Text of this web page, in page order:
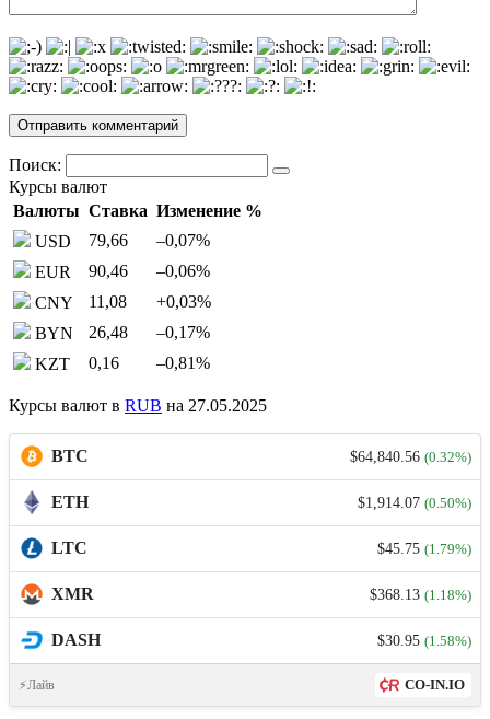
Поиск:
Курсы валют
Валюты Ставка Изменение %
USD
79,66 –0,07%
EUR
90,46 –0,06%
CNY
11,08 +0,03%
BYN
26,48 –0,17%
KZT
0,16 –0,81%
Курсы валют в RUB на 27.05.2025
BTC $64,840.56 (0.32%)
ETH $1,914.07 (0.50%)
LTC $45.75 (1.79%)
XMR $368.13 (1.18%)
DASH $30.95 (1.58%)
⚡Лайв CO-IN.IO